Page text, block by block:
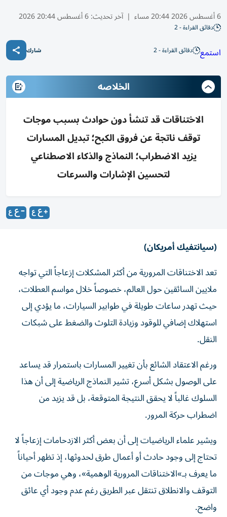
6 أغسطس 2026 20:44 مساء | آخر تحديث:6 أغسطس 20:44 2026
دقائق القراءة - 2
استمع دقائق القراءة - 2 شارك
الخلاصه
الاختناقات قد تنشأ دون حوادث بسبب موجات
توقف ناتجة عن فروق الكبح؛ تبديل المسارات
يزيد الاضطراب؛ النماذج والذكاء الاصطناعي
لتحسين الإشارات والسرعات
(سيانتفيك أمريكان)
تعد الاختناقات المرورية من أكثر المشكلات إزعاجاً التي تواجه
ملايين السائقين حول العالم، خصوصاً خلال مواسم العطلات،
حيث تهدر ساعات طويلة في طوابير السيارات، ما يؤدي إلى
استهلاك إضافي للوقود وزيادة التلوث والضغط على شبكات
النقل.
ورغم الاعتقاد الشائع بأن تغيير المسارات باستمرار قد يساعد
على الوصول بشكل أسرع، تشير النماذج الرياضية إلى أن هذا
السلوك غالباً لا يحقق النتيجة المتوقعة، بل قد يزيد من
اضطراب حركة المرور.
ويشير علماء الرياضيات إلى أن بعض أكثر الازدحامات إزعاجاً لا
تحتاج إلى وجود حادث أو أعمال طرق لحدوثها، إذ تظهر أحياناً
ما يعرف بـ»الاختناقات المرورية الوهمية»، وهي موجات من
التوقف والانطلاق تنتقل عبر الطريق رغم عدم وجود أي عائق
واضح.